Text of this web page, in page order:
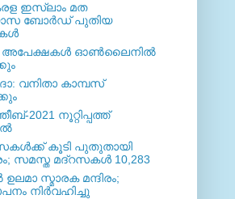
ഇസ്ലാം മത
ബോര്‍ഡ് പുതിയ
അപേക്ഷകൾ ഓൺലൈനിൽ
വനിതാ കാമ്പസ്
2021 നൂറ്റിപ്പത്ത്
കൂടി പുതുതായി
സമസ്ത മദ്റസകള്‍ 10,283
സ്മാരക മന്ദിരം;
നിര്‍വഹിച്ചു